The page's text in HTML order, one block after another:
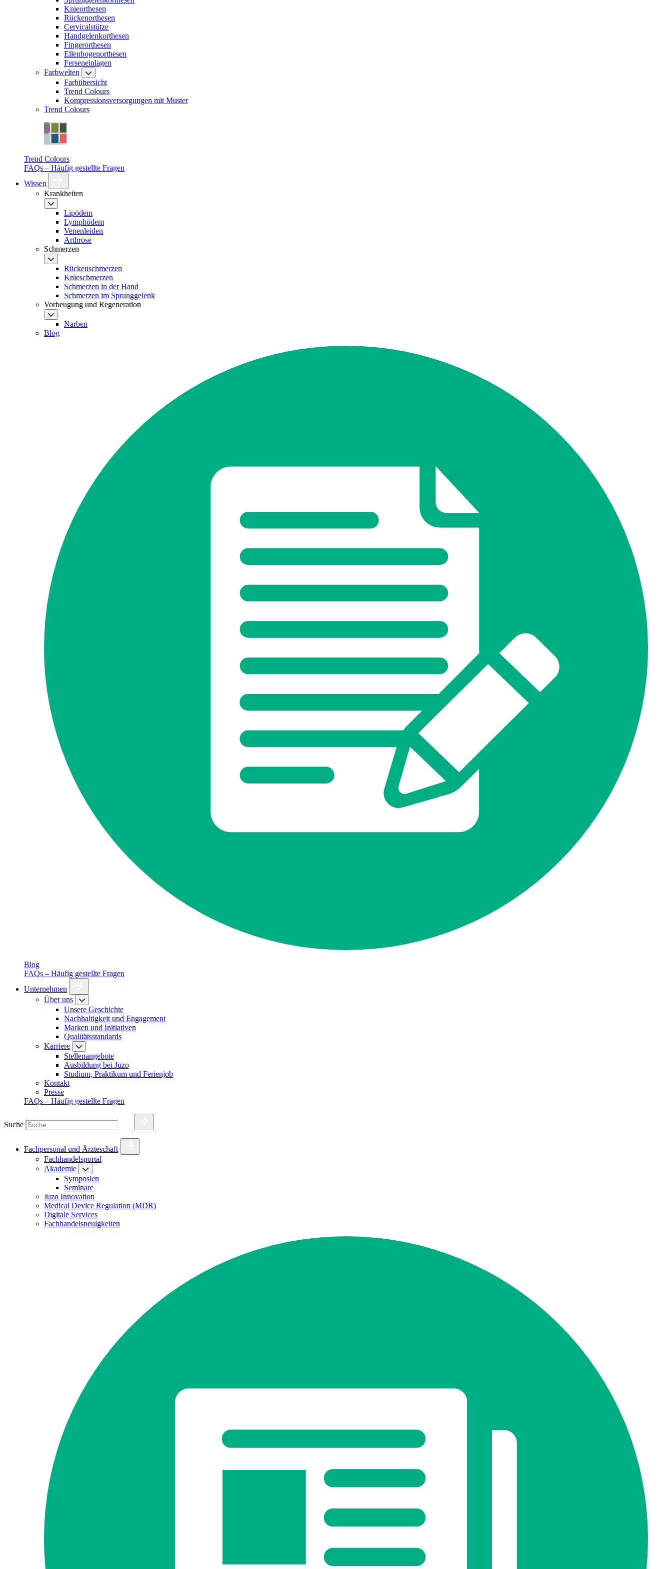
Knieorthesen
Rückenorthesen
Cervicalstütze
Handgelenkorthesen
Fingerorthesen
Ellenbogenorthesen
Ferseneinlagen
Farbwelten
Farbübersicht
Trend Colours
Kompressionsversorgungen mit Muster
Trend Colours
Trend Colours
FAQs – Häufig gestellte Fragen
Wissen
Krankheiten
Lipödem
Lymphödem
Venenleiden
Arthrose
Schmerzen
Rückenschmerzen
Knieschmerzen
Schmerzen in der Hand
Schmerzen im Sprunggelenk
Vorbeugung und Regeneration
Narben
Blog
Blog
FAQs – Häufig gestellte Fragen
Unternehmen
Über uns
Unsere Geschichte
Nachhaltigkeit und Engagement
Marken und Initiativen
Qualitätsstandards
Karriere
Stellenangebote
Ausbildung bei Juzo
Studium, Praktikum und Ferienjob
Kontakt
Presse
FAQs – Häufig gestellte Fragen
Suche
Fachpersonal und Ärzteschaft
Fachhandelsportal
Akademie
Symposien
Seminare
Juzo Innovation
Medical Device Regulation (MDR)
Digitale Services
Fachhandelsneuigkeiten